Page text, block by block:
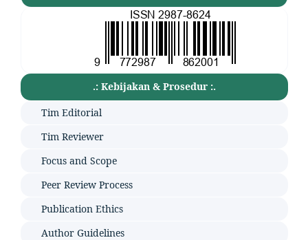
.: Kebijakan & Prosedur :.
Tim Editorial
Tim Reviewer
Focus and Scope
Peer Review Process
Publication Ethics
Author Guidelines